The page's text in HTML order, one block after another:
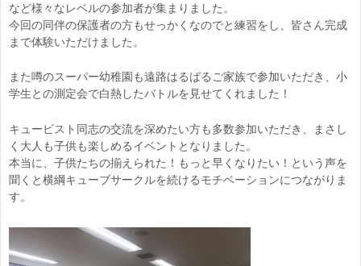
など様々なレベルの参加者が集まりました。
今回の同伴の保護者の方もせっかくなのでと練習をし、皆さん完成
まで体験いただけました。
また噂のスーパー幼稚園も遠路はるばるご家族で参加いただき、小
学生との測定会で白熱したバトルを見せてくれました！
キュービスト同志の交流を深めたい方も多数参加いただき、まさし
く大人も子供も楽しめるイベントとなりました。
本当に、子供たちの揃えられた！もっと早くなりたい！という声を
聞くと横綱キューブサークルを続けるモチベーションにつながりま
す。